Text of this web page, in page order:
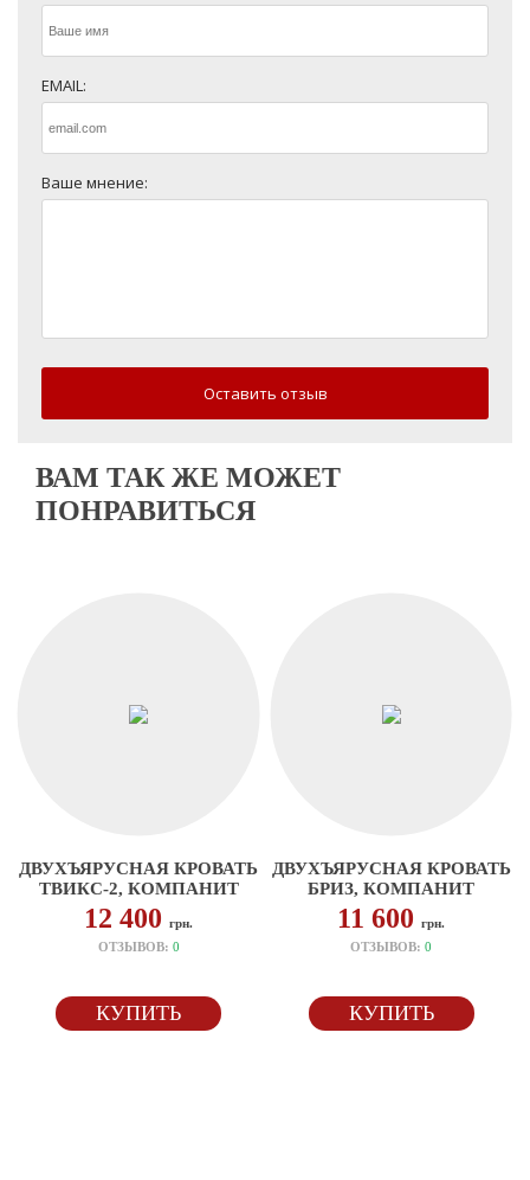
EMAIL:
Ваше мнение:
Оставить отзыв
ВАМ ТАК ЖЕ МОЖЕТ
ПОНРАВИТЬСЯ
ДВУХЪЯРУСНАЯ КРОВАТЬ
ТВИКС-2, КОМПАНИТ
12 400грн.
ОТЗЫВОВ: 0
КУПИТЬ
ДВУХЪЯРУСНАЯ КРОВАТЬ
БРИЗ, КОМПАНИТ
11 600грн.
ОТЗЫВОВ:0
КУПИТЬ